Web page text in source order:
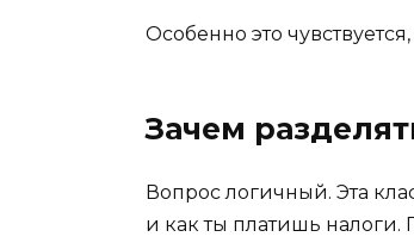
Особенно это
Зачем
Вопрос логичный. Эта
и как ты платишь налоги.